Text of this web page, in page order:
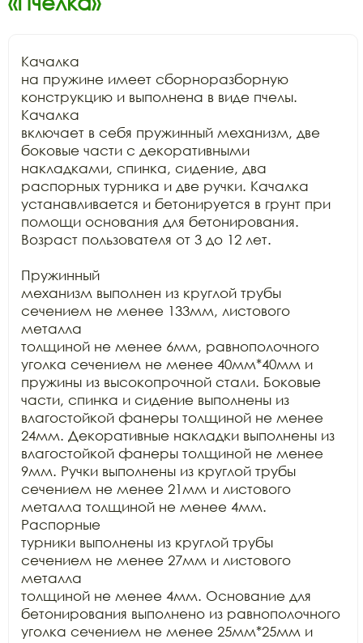
Качалка
на пружине имеет сборноразборную
конструкцию и выполнена в виде пчелы.
Качалка
включает в себя пружинный механизм, две
боковые части с декоративными
накладками, спинка, сидение, два
распорных турника и две ручки. Качалка
устанавливается и бетонируется в грунт при
помощи основания для бетонирования.
Возраст пользователя от 3 до 12 лет.
Пружинный
механизм выполнен из круглой трубы
сечением не менее 133мм, листового
металла
толщиной не менее 6мм, равнополочного
уголка сечением не менее 40мм*40мм и
пружины из высокопрочной стали. Боковые
части, спинка и сидение выполнены из
влагостойкой фанеры толщиной не менее
24мм. Декоративные накладки выполнены из
влагостойкой фанеры толщиной не менее
9мм. Ручки выполнены из круглой трубы
сечением не менее 21мм и листового
металла толщиной не менее 4мм.
Распорные
турники выполнены из круглой трубы
сечением не менее 27мм и листового
металла
толщиной не менее 4мм. Основание для
бетонирования выполнено из равнополочного
уголка сечением не менее 25мм*25мм и